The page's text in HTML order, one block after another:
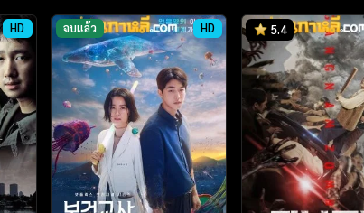
HD จบแล้ว HD 5.4